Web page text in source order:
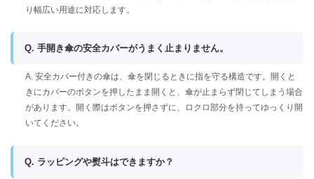
り幅広い用途に対応します。
Q. 手開き傘の安全カバーがうまく止まりません。
A. 安全カバー付きの傘は、傘を閉じるときに指を守る構造です。開くと
きにカバーのボタンを押したまま開くと、傘が止まらず閉じてしまう場合
があります。開く際はボタンを押さずに、ロクロ部分を持ってゆっくり開
いてください。
Q. ラッピングや熨斗はできますか？